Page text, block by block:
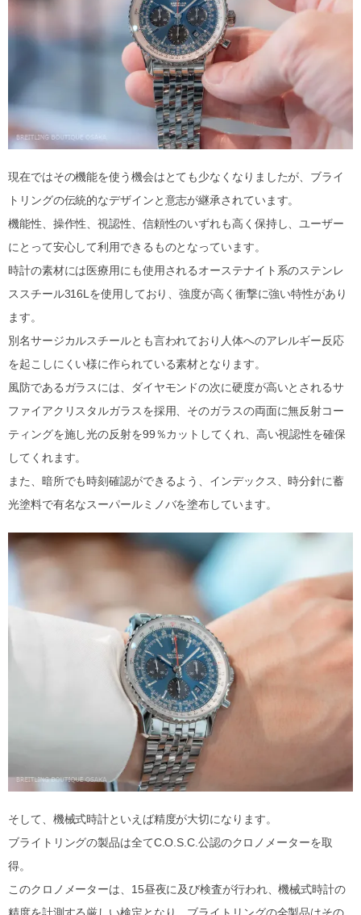
現在ではその機能を使う機会はとても少なくなりましたが、ブライ
トリングの伝統的なデザインと意志が継承されています。
機能性、操作性、視認性、信頼性のいずれも高く保持し、ユーザー
にとって安心して利用できるものとなっています。
時計の素材には医療用にも使用されるオーステナイト系のステンレ
ススチール316Lを使用しており、強度が高く衝撃に強い特性があり
ます。
別名サージカルスチールとも言われており人体へのアレルギー反応
を起こしにくい様に作られている素材となります。
風防であるガラスには、ダイヤモンドの次に硬度が高いとされるサ
ファイアクリスタルガラスを採用、そのガラスの両面に無反射コー
ティングを施し光の反射を99％カットしてくれ、高い視認性を確保
してくれます。
また、暗所でも時刻確認ができるよう、インデックス、時分針に蓄
光塗料で有名なスーパールミノバを塗布しています。
そして、機械式時計といえば精度が大切になります。
ブライトリングの製品は全てC.O.S.C.公認のクロノメーターを取
得。
このクロノメーターは、15昼夜に及び検査が行われ、機械式時計の